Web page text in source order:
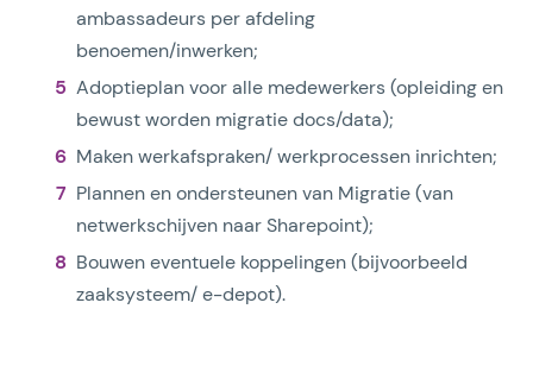
ambassadeurs per afdeling
benoemen/inwerken;
Adoptieplan voor alle medewerkers (opleiding en
bewust worden migratie docs/data);
Maken werkafspraken/ werkprocessen inrichten;
Plannen en ondersteunen van Migratie (van
netwerkschijven naar Sharepoint);
Bouwen eventuele koppelingen (bijvoorbeeld
zaaksysteem/ e-depot).